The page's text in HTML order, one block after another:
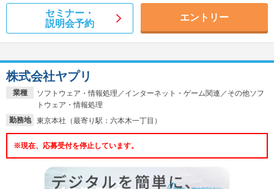
セミナー・
説明会予約
エントリー
業種
ソフトウェア・情報処理／インターネット・ゲーム関連／その他ソフ
トウェア・情報処理
勤務地
東京本社（最寄り駅：六本木一丁目）
株式会社ヤプリ
※現在、応募受付を停止しています。